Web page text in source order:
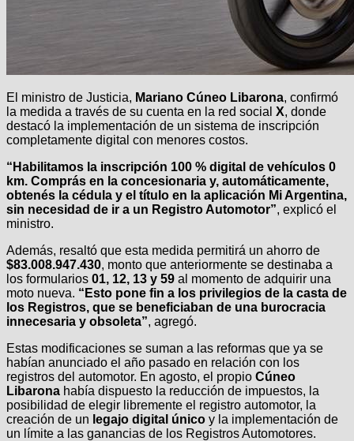
El ministro de Justicia, Mariano Cúneo Libarona, confirmó
la medida a través de su cuenta en la red social X, donde
destacó la implementación de un sistema de inscripción
completamente digital con menores costos.
“Habilitamos la inscripción 100 % digital de vehículos 0
km. Comprás en la concesionaria y, automáticamente,
obtenés la cédula y el título en la aplicación Mi Argentina,
sin necesidad de ir a un Registro Automotor”, explicó el
ministro.
Además, resaltó que esta medida permitirá un ahorro de
$83.008.947.430, monto que anteriormente se destinaba a
los formularios 01, 12, 13 y 59 al momento de adquirir una
moto nueva. “Esto pone fin a los privilegios de la casta de
los Registros, que se beneficiaban de una burocracia
innecesaria y obsoleta”, agregó.
Estas modificaciones se suman a las reformas que ya se
habían anunciado el año pasado en relación con los
registros del automotor. En agosto, el propio Cúneo
Libarona había dispuesto la reducción de impuestos, la
posibilidad de elegir libremente el registro automotor, la
creación de un legajo digital único y la implementación de
un límite a las ganancias de los Registros Automotores.